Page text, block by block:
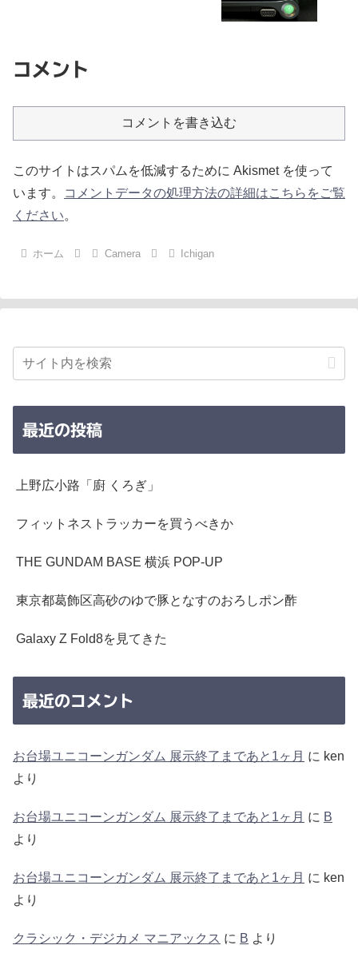
コメント
コメントを書き込む
このサイトはスパムを低減するために Akismet を使って
います。
コメントデータの処理方法の詳細はこちらをご覧
ください。
ホーム Camera Ichigan
最近の投稿
上野広小路「廚 くろぎ」
フィットネストラッカーを買うべきか
THE GUNDAM BASE 横浜 POP-UP
東京都葛飾区高砂のゆで豚となすのおろしポン酢
Galaxy Z Fold8を見てきた
最近のコメント
お台場ユニコーンガンダム 展示終了まであと1ヶ月 に ken
より
お台場ユニコーンガンダム 展示終了まであと1ヶ月 に B
より
お台場ユニコーンガンダム 展示終了まであと1ヶ月 に ken
より
クラシック・デジカメ マニアックス に B より